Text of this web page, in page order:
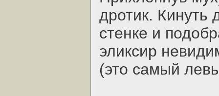
дротик. Кинуть
стенке и
эликсир
(это самый